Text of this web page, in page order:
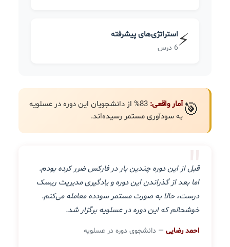
⚡استراتژی‌های پیشرفته
6 درس
🎯آمار واقعی:
83% از دانشجویان این دوره در عسلویه
به سودآوری مستمر رسیده‌اند.
"
قبل از این دوره چندین بار در فارکس ضرر کرده بودم.
اما بعد از گذراندن این دوره و یادگیری مدیریت ریسک
درست، حالا به صورت مستمر سودده معامله می‌کنم.
خوشحالم که این دوره در عسلویه برگزار شد.
احمد رضایی — دانشجوی دوره در عسلویه